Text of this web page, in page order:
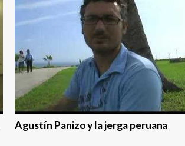
Agustí­n Panizo y la jerga peruana